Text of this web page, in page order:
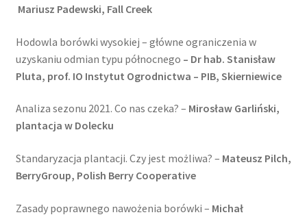
Mariusz Padewski, Fall Creek
Hodowla borówki wysokiej – główne ograniczenia w
uzyskaniu odmian typu północnego – Dr hab. Stanisław
Pluta, prof. IO Instytut Ogrodnictwa – PIB, Skierniewice
Analiza sezonu 2021. Co nas czeka? – Mirosław Garliński,
plantacja w Dolecku
Standaryzacja plantacji. Czy jest możliwa? – Mateusz Pilch,
BerryGroup, Polish Berry Cooperative
Zasady poprawnego nawożenia borówki – Michał